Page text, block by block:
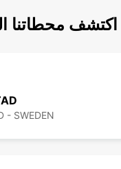
اكتشف محطاتنا
- SWEDEN